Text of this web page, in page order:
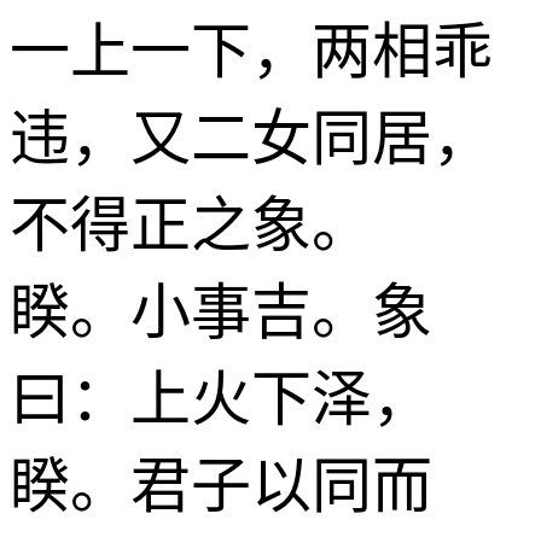
一上一下，两相乖
违，又二女同居，
不得正之象。
睽。小事吉。象
曰：上火下泽，
睽。君子以同而